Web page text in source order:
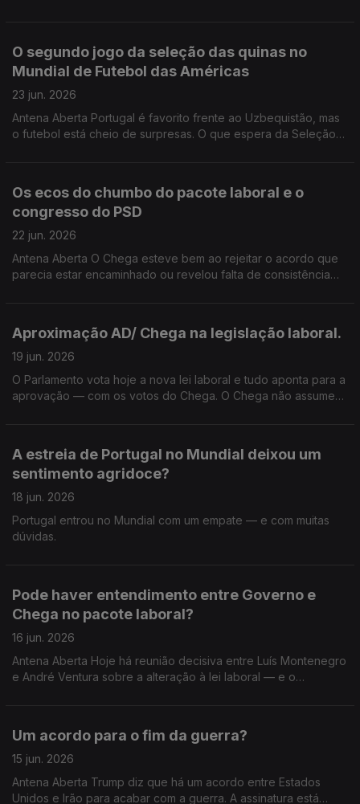
O segundo jogo da seleção das quinas no
Mundial de Futebol das Américas
23 jun. 2026
Antena Aberta Portugal é favorito frente ao Uzbequistão, mas
o futebol está cheio de surpresas. O que espera da Seleção
Os ecos do chumbo do pacote laboral e o
congresso do PSD
22 jun. 2026
Antena Aberta O Chega esteve bem ao rejeitar o acordo que
parecia estar encaminhado ou revelou falta de consistência
acordo que parecia estar encaminhado ou revelou falta de
consistência política? Como avalia a reação e as propostas de
Aproximação AD/ Chega na legislação laboral.
19 jun. 2026
O Parlamento vota hoje a nova lei laboral e tudo aponta para a
aprovação — com os votos do Chega. O Chega não assume
vida de quem trabalha — ou abre a porta a mais
precariedade? Que leitura faz desta aproximação entre
Governo e Chega? E no seu dia-a-dia: o que espera que
mude com esta reforma laboral? O que espera do papel do
Presidente da República?
A estreia de Portugal no Mundial deixou um
sentimento agridoce?
18 jun. 2026
Portugal entrou no Mundial com um empate — e com muitas
dúvidas.
Pode haver entendimento entre Governo e
Chega no pacote laboral?
16 jun. 2026
Antena Aberta Hoje há reunião decisiva entre Luís Montenegro
e André Ventura sobre a alteração à lei laboral — e o
idade da reforma, reforçar a proteção de quem trabalha por
turnos e em horas extraordinárias, acabar com reformas
não fecha a porta ao processo parlamentar, mas deixa
Um acordo para o fim da guerra?
15 jun. 2026
Antena Aberta Trump diz que há um acordo entre Estados
Unidos e Irão para acabar com a guerra. A assinatura está